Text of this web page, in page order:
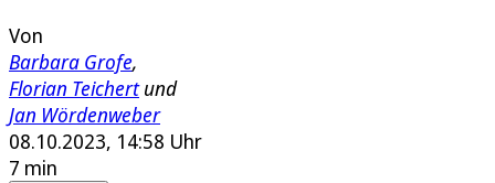
Von
Barbara Grofe,
Florian Teichertund
Jan Wördenweber
08.10.2023, 14:58 Uhr
7 min